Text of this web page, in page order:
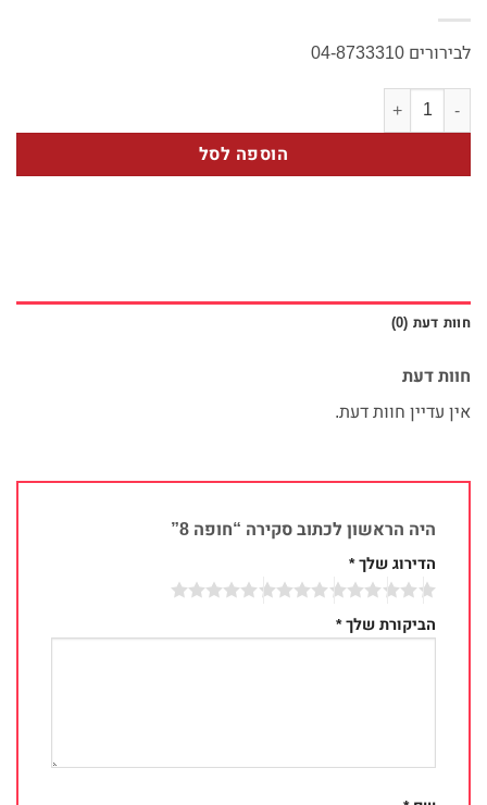
לבירורים 04-8733310
כמות של חופה 8
הוספה לסל
חוות דעת (0)
חוות דעת
אין עדיין חוות דעת.
היה הראשון לכתוב סקירה “חופה 8”
הדירוג שלך*
הביקורת שלך*